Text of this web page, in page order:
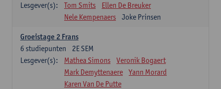
Lesgever(s):
Tom Smits
Ellen De Breuker
Nele Kempenaers
Joke Prinsen
Groeistage 2 Frans
2E SEM
6 studiepunten
Lesgever(s):
Mathea Simons
Veronik Bogaert
Mark Demyttenaere
Yann Morard
Karen Van De Putte